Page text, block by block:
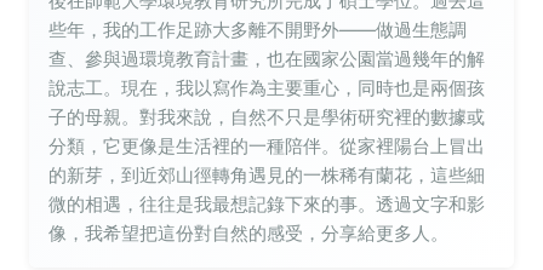
些年，我的工作足跡大多離不開野外——做過生態調
查、參與過環境教育計畫，也在國家公園當過幾年的解
說志工。現在，我以寫作為主要重心，同時也是兩個孩
子的母親。對我來說，自然不只是學術研究裡的數據或
分類，它更像是生活裡的一種陪伴。從家裡陽台上冒出
的新芽，到近郊山徑轉角遇見的一株稀有蘭花，這些細
微的相遇，往往是我最想記錄下來的事。透過文字和影
像，我希望把這份對自然的感受，分享給更多人。